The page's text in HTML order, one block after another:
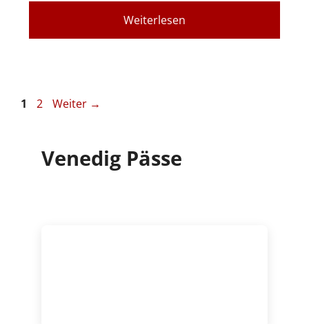
Weiterlesen
Seite
1 Seite
2 Weiter →
Venedig Pässe